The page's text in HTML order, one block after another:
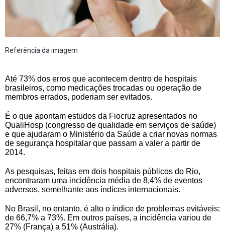
Referência da imagem
Até 73% dos erros que acontecem dentro de hospitais
brasileiros, como medicações trocadas ou operação de
membros errados, poderiam ser evitados.
É o que apontam estudos da Fiocruz apresentados no
QualiHosp (congresso de qualidade em serviços de saúde)
e que ajudaram o Ministério da Saúde a criar novas normas
de segurança hospitalar que passam a valer a partir de
2014.
As pesquisas, feitas em dois hospitais públicos do Rio,
encontraram uma incidência média de 8,4% de eventos
adversos, semelhante aos índices internacionais.
No Brasil, no entanto, é alto o índice de problemas evitáveis:
de 66,7% a 73%. Em outros países, a incidência variou de
27% (França) a 51% (Austrália).